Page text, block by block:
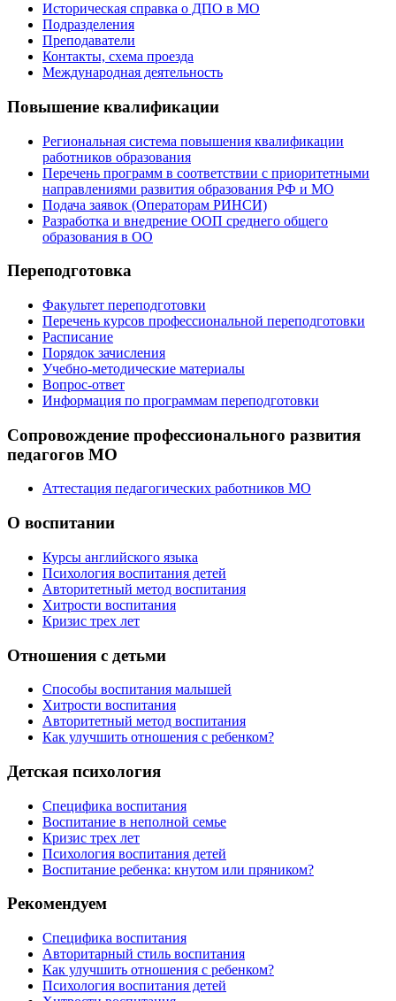
Историческая справка о ДПО в МО
Подразделения
Преподаватели
Контакты, схема проезда
Международная деятельность
Повышение квалификации
Региональная система повышения квалификации
работников образования
Перечень программ в соответствии с приоритетными
направлениями развития образования РФ и МО
Подача заявок (Операторам РИНСИ)
Разработка и внедрение ООП среднего общего
образования в ОО
Переподготовка
Факультет переподготовки
Перечень курсов профессиональной переподготовки
Расписание
Порядок зачисления
Учебно-методические материалы
Вопрос-ответ
Информация по программам переподготовки
Сопровождение профессионального развития
педагогов МО
Аттестация педагогических работников МО
О воспитании
Курсы английского языка
Психология воспитания детей
Авторитетный метод воспитания
Хитрости воспитания
Кризис трех лет
Отношения с детьми
Способы воспитания малышей
Хитрости воспитания
Авторитетный метод воспитания
Как улучшить отношения с ребенком?
Детская психология
Специфика воспитания
Воспитание в неполной семье
Кризис трех лет
Психология воспитания детей
Воспитание ребенка: кнутом или пряником?
Рекомендуем
Специфика воспитания
Авторитарный стиль воспитания
Как улучшить отношения с ребенком?
Психология воспитания детей